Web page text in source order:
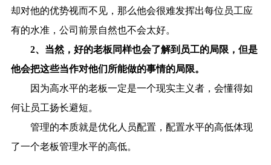
却对他的优势视而不见，那么他会很难发挥出每位员工应
有的水准，公司前景自然也不会太好。
2、当然，好的老板同样也会了解到员工的局限，但是
他会把这些当作对他们所能做的事情的局限。
因为高水平的老板一定是一个现实主义者，会懂得如
何让员工扬长避短。
管理的本质就是优化人员配置，配置水平的高低体现
了一个老板管理水平的高低。